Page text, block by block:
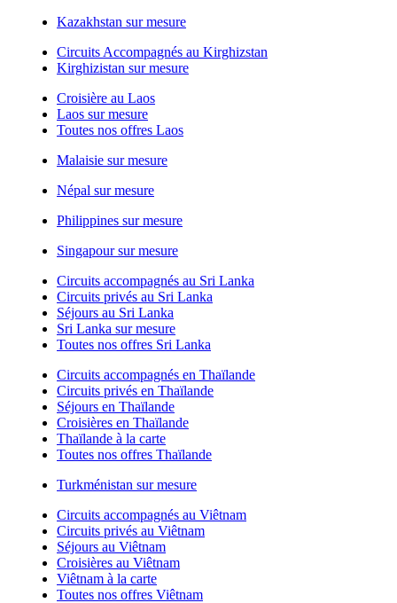
Kazakhstan sur mesure
Circuits Accompagnés au Kirghizstan
Kirghizistan sur mesure
Croisière au Laos
Laos sur mesure
Toutes nos offres Laos
Malaisie sur mesure
Népal sur mesure
Philippines sur mesure
Singapour sur mesure
Circuits accompagnés au Sri Lanka
Circuits privés au Sri Lanka
Séjours au Sri Lanka
Sri Lanka sur mesure
Toutes nos offres Sri Lanka
Circuits accompagnés en Thaïlande
Circuits privés en Thaïlande
Séjours en Thaïlande
Croisières en Thaïlande
Thaïlande à la carte
Toutes nos offres Thaïlande
Turkménistan sur mesure
Circuits accompagnés au Viêtnam
Circuits privés au Viêtnam
Séjours au Viêtnam
Croisières au Viêtnam
Viêtnam à la carte
Toutes nos offres Viêtnam